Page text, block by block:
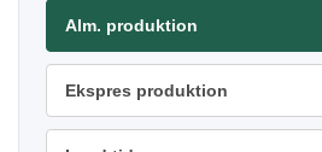
Alm. produktion
Ekspres produktion